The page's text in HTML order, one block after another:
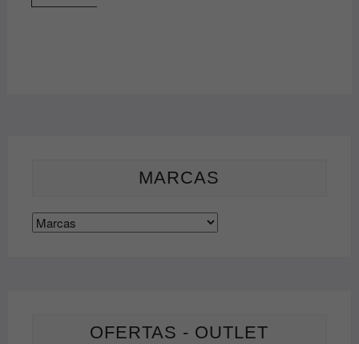
MARCAS
OFERTAS - OUTLET